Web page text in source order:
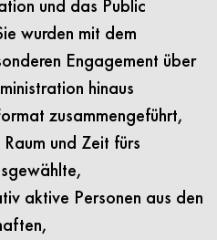
und das Public
wurden mit dem
Engagement über
hinaus
zusammengeführt,
und Zeit fürs
aktive Personen aus den